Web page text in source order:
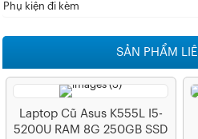
Phụ kiện đi kèm
SẢN PHẨM
Laptop Cũ Asus K555L I5-
5200U RAM 8G 250GB SSD